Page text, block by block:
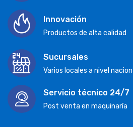
Innovación
Productos de alta calidad
Sucursales
Varios locales a nivel
Servicio técnico 24/7
Post venta en maquinaría